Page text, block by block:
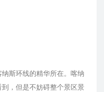
斯环线的精华所在。喀纳
，但是不妨碍整个景区景